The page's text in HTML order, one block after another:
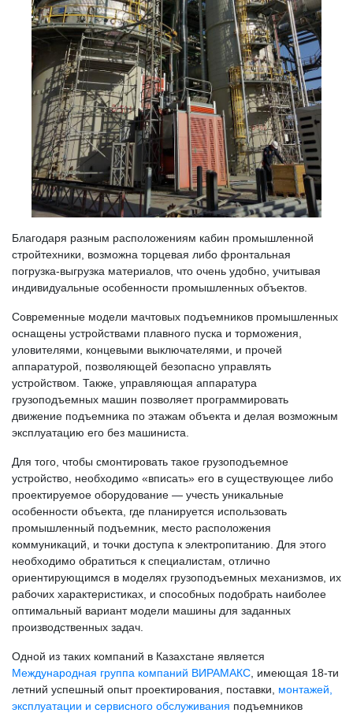
Благодаря разным расположениям кабин промышленной
стройтехники, возможна торцевая либо фронтальная
погрузка-выгрузка материалов, что очень удобно, учитывая
индивидуальные особенности промышленных объектов.
Современные модели мачтовых подъемников промышленных
оснащены устройствами плавного пуска и торможения,
уловителями, концевыми выключателями, и прочей
аппаратурой, позволяющей безопасно управлять
устройством. Также, управляющая аппаратура
грузоподъемных машин позволяет программировать
движение подъемника по этажам объекта и делая возможным
эксплуатацию его без машиниста.
Для того, чтобы смонтировать такое грузоподъемное
устройство, необходимо «вписать» его в существующее либо
проектируемое оборудование — учесть уникальные
особенности объекта, где планируется использовать
промышленный подъемник, место расположения
коммуникаций, и точки доступа к электропитанию. Для этого
необходимо обратиться к специалистам, отлично
ориентирующимся в моделях грузоподъемных механизмов, их
рабочих характеристиках, и способных подобрать наиболее
оптимальный вариант модели машины для заданных
производственных задач.
Одной из таких компаний в Казахстане является
Международная группа компаний ВИРАМАКС , имеющая 18-ти
летний успешный опыт проектирования, поставки, монтажей,
эксплуатации и сервисного обслуживания подъемников